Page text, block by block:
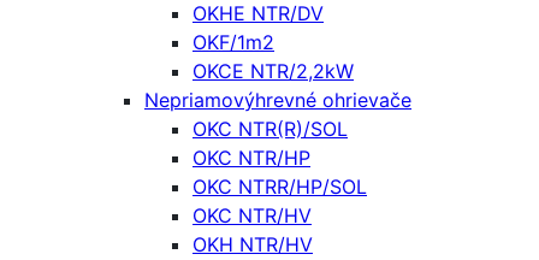
OKHE NTR/DV
OKF/1m2
OKCE NTR/2,2kW
Nepriamovýhrevné ohrievače
OKC NTR(R)/SOL
OKC NTR/HP
OKC NTRR/HP/SOL
OKC NTR/HV
OKH NTR/HV